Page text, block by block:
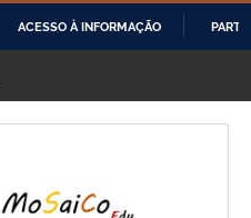
O
CONTEÚDO
ACESSO À INFORMAÇÃO